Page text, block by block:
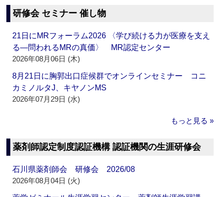
研修会 セミナー 催し物
21日にMRフォーラム2026 〈学び続ける力が医療を支え
る―問われるMRの真価〉 MR認定センター
2026年08月06日 (木)
8月21日に胸郭出口症候群でオンラインセミナー コニ
カミノルタJ、キヤノンMS
2026年07月29日 (水)
もっと見る »
薬剤師認定制度認証機構 認証機関の生涯研修会
石川県薬剤師会 研修会 2026/08
2026年08月04日 (火)